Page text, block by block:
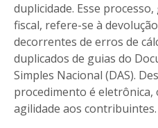
duplicidade. Esse
fiscal, refere-se à
decorrentes de erros de
duplicados de guias do
Simples Nacional (DAS).
procedimento é eletrônica,
agilidade aos contribuintes.